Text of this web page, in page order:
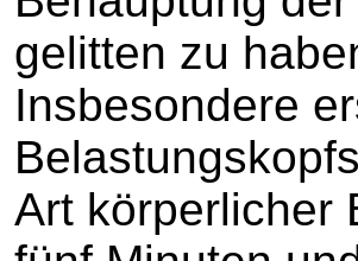
gelitten zu
Insbesondere
Art körperlicher